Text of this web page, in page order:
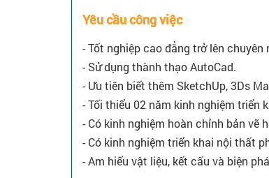
Yêu cầu công việc
- Tốt nghiệp cao đẳng trở lên chuyên
- Sử dụng thành thạo AutoCad.
- Ưu tiên biết thêm SketchUp, 3Ds
- Tối thiểu 02 năm kinh nghiệm triển
- Có kinh nghiệm hoàn chỉnh bản vẽ
- Có kinh nghiệm triển khai nội thất
- Am hiểu vật liệu, kết cấu và biện